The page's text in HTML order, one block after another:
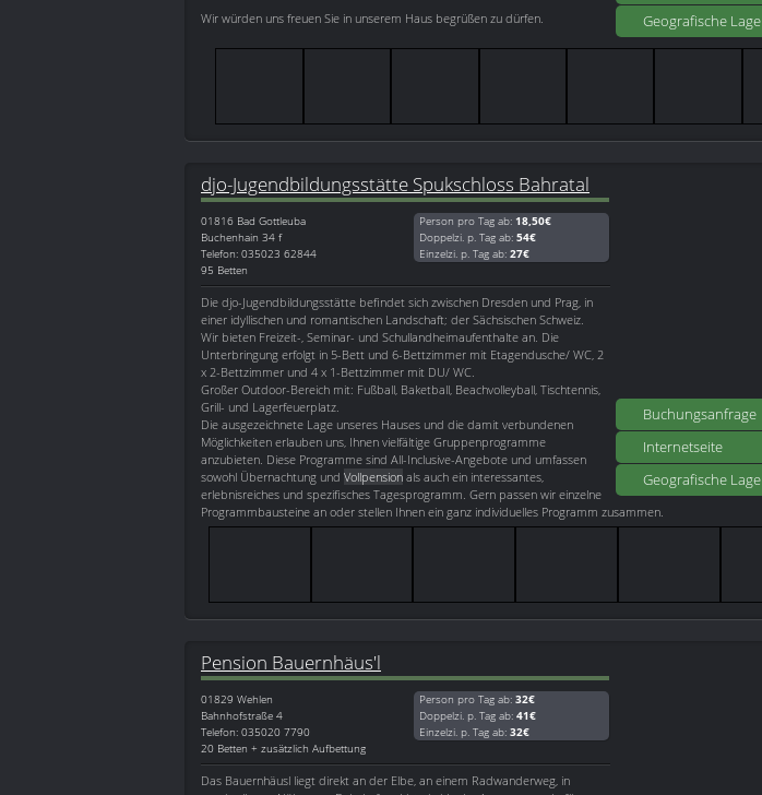
Geografische Lage
Wir würden uns freuen Sie in unserem Haus begrüßen zu dürfen.
Buchungsanfrage
Internetseite
Geografische Lage
djo-Jugendbildungsstätte Spukschloss Bahratal
01816 Bad Gottleuba
Buchenhain 34 f
Telefon: 035023 62844
95 Betten
Person pro Tag ab: 18,50€
Doppelzi. p. Tag ab: 54€
Einzelzi. p. Tag ab: 27€
Die djo-Jugendbildungsstätte befindet sich zwischen Dresden und Prag, in
einer idyllischen und romantischen Landschaft; der Sächsischen Schweiz.
Wir bieten Freizeit-, Seminar- und Schullandheimaufenthalte an. Die
Unterbringung erfolgt in 5-Bett und 6-Bettzimmer mit Etagendusche/ WC, 2
x 2-Bettzimmer und 4 x 1-Bettzimmer mit DU/ WC.
Großer Outdoor-Bereich mit: Fußball, Baketball, Beachvolleyball, Tischtennis,
Grill- und Lagerfeuerplatz.
Die ausgezeichnete Lage unseres Hauses und die damit verbundenen
Möglichkeiten erlauben uns, Ihnen vielfältige Gruppenprogramme
anzubieten. Diese Programme sind All-Inclusive-Angebote und umfassen
sowohl Übernachtung und Vollpension als auch ein interessantes,
erlebnisreiches und spezifisches Tagesprogramm. Gern passen wir einzelne
Programmbausteine an oder stellen Ihnen ein ganz individuelles Programm zusammen.
Pension Bauernhäus'l
01829 Wehlen
Bahnhofstraße 4
Telefon: 035020 7790
20 Betten + zusätzlich Aufbettung
Person pro Tag ab: 32€
Doppelzi. p. Tag ab: 41€
Einzelzi. p. Tag ab: 32€
Das Bauernhäusl liegt direkt an der Elbe, an einem Radwanderweg, in